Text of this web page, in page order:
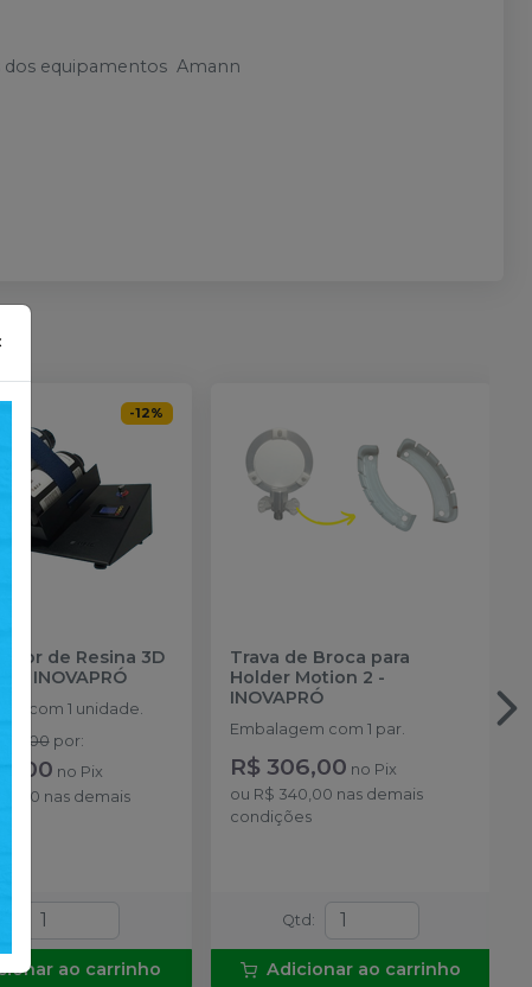
dos equipamentos Amann
-12%
de Resina 3D
INOVAPRÓ
com 1 unidade.
por:
no Pix
nas demais
ao carrinho
Trava de Broca para
Holder Motion 2 -
INOVAPRÓ
Embalagem com 1 par.
R$ 306,00 no Pix
ou R$ 340,00 nas demais
condições
Qtd :
Adicionar ao carrinho